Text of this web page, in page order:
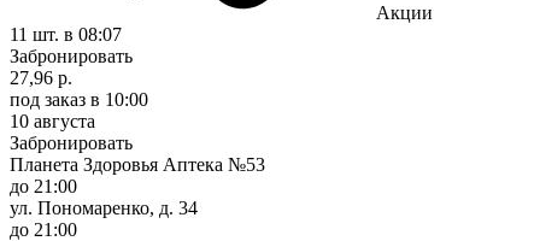
Акции
11 шт. в 08:07
Забронировать
27,96 р.
под заказ в 10:00
10 августа
Забронировать
Планета Здоровья Аптека №53
до 21:00
ул. Пономаренко, д. 34
до 21:00